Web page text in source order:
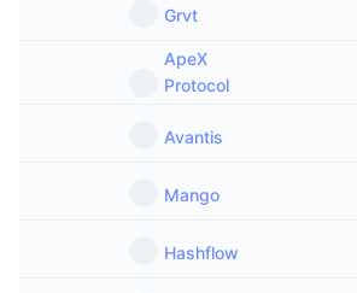
Technologie
Ethereum-ETFs
Technische Analyse
Forschung/Recherche
Wörterbuch
Grvt
ApeX
Protocol
Avantis
Mango
Hashflow